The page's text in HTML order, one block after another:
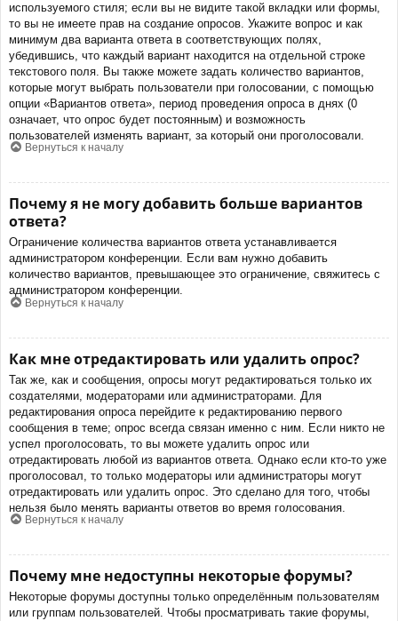
используемого стиля; если вы не видите такой вкладки или формы,
то вы не имеете прав на создание опросов. Укажите вопрос и как
минимум два варианта ответа в соответствующих полях,
убедившись, что каждый вариант находится на отдельной строке
текстового поля. Вы также можете задать количество вариантов,
которые могут выбрать пользователи при голосовании, с помощью
опции «Вариантов ответа», период проведения опроса в днях (0
означает, что опрос будет постоянным) и возможность
пользователей изменять вариант, за который они проголосовали.
Вернуться к началу
Почему я не могу добавить больше вариантов
ответа?
Ограничение количества вариантов ответа устанавливается
администратором конференции. Если вам нужно добавить
количество вариантов, превышающее это ограничение, свяжитесь с
администратором конференции.
Вернуться к началу
Как мне отредактировать или удалить опрос?
Так же, как и сообщения, опросы могут редактироваться только их
создателями, модераторами или администраторами. Для
редактирования опроса перейдите к редактированию первого
сообщения в теме; опрос всегда связан именно с ним. Если никто не
успел проголосовать, то вы можете удалить опрос или
отредактировать любой из вариантов ответа. Однако если кто-то уже
проголосовал, то только модераторы или администраторы могут
отредактировать или удалить опрос. Это сделано для того, чтобы
нельзя было менять варианты ответов во время голосования.
Вернуться к началу
Почему мне недоступны некоторые форумы?
Некоторые форумы доступны только определённым пользователям
или группам пользователей. Чтобы просматривать такие форумы,